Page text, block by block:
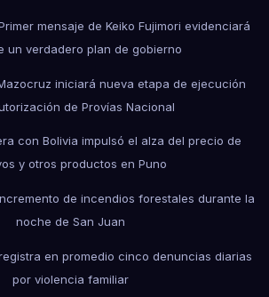
mensaje de Keiko Fujimori evidenciará
un verdadero plan de gobierno
iniciará nueva etapa de ejecución
de Provías Nacional
con Bolivia impulsó el alza del precio de
y otros productos en Puno
de incendios forestales durante la
noche de San Juan
en promedio cinco denuncias diarias
por violencia familiar